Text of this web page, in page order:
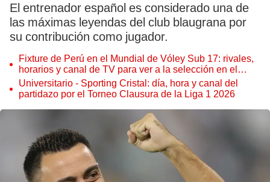
El entrenador español es considerado una de
las máximas leyendas del club blaugrana por
su contribución como jugador.
Fixture de Perú en el Mundial de Vóley Sub 17: rivales,
horarios y canal de TV para ver a la selección en el
torneo
Universitario - Sporting Cristal: día, hora y canal del
partidazo por el Torneo Clausura de la Liga 1 2026